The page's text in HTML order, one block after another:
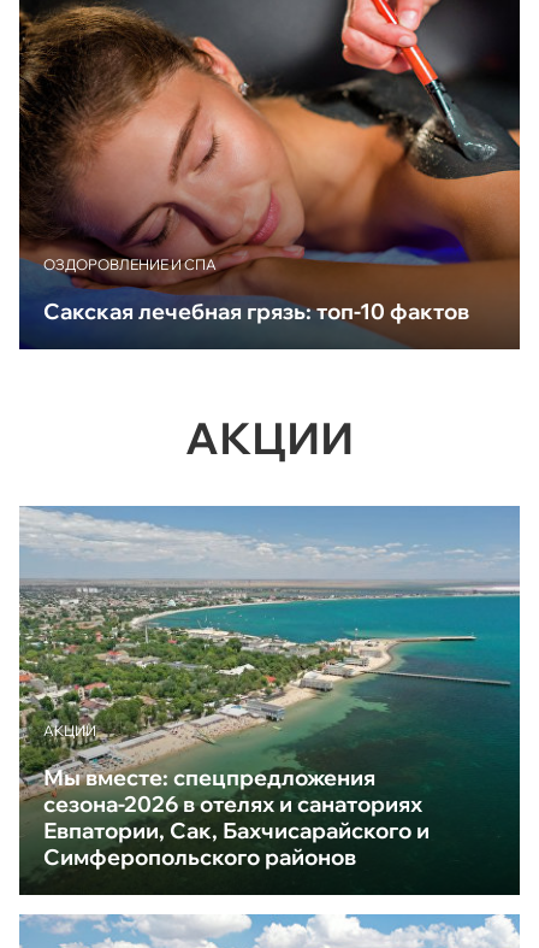
ОЗДОРОВЛЕНИЕ И СПА
Сакская лечебная грязь: топ-10 фактов
АКЦИИ
АКЦИИ
Мы вместе: спецпредложения
сезона-2026 в отелях и санаториях
Евпатории, Сак, Бахчисарайского и
Симферопольского районов